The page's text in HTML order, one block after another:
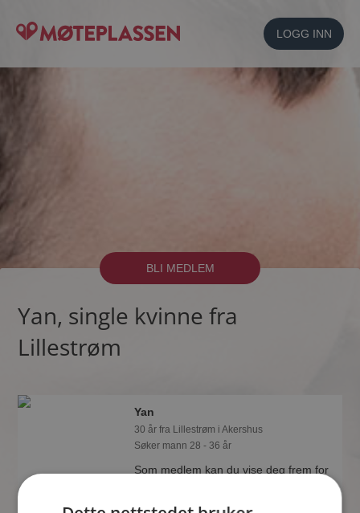
LOGG INN
BLI MEDLEM
Yan, single kvinne fra
Lillestrøm
Yan
30 år fra Lillestrøm i Akershus
Søker mann 28 - 36 år
Som medlem kan du vise deg frem for